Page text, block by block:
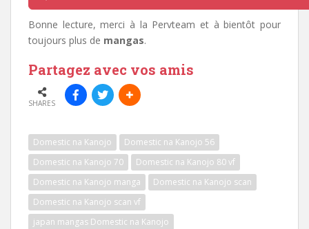
Bonne lecture, merci à la Pervteam et à bientôt pour
toujours plus de mangas.
Partagez avec vos amis
SHARES
Domestic na Kanojo
Domestic na Kanojo 56
Domestic na Kanojo 70
Domestic na Kanojo 80 vf
Domestic na Kanojo manga
Domestic na Kanojo scan
Domestic na Kanojo scan vf
japan mangas Domestic na Kanojo